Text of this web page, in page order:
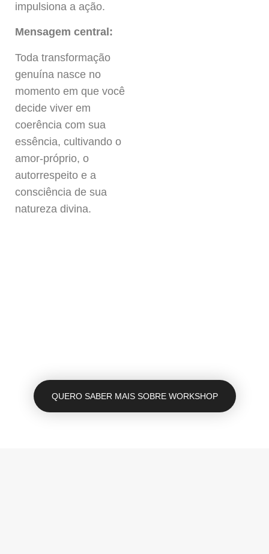
impulsiona a ação.
Mensagem central:
Toda transformação
genuína nasce no
momento em que você
decide viver em
coerência com sua
essência, cultivando o
amor-próprio, o
autorrespeito e a
consciência de sua
natureza divina.
QUERO SABER MAIS SOBRE WORKSHOP